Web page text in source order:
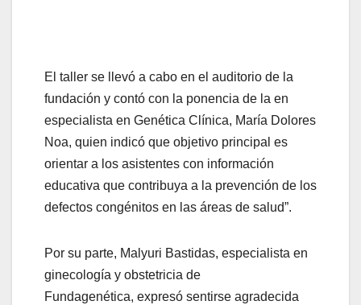
El taller se llevó a cabo en el auditorio de la
fundación y contó con la ponencia de la en
especialista en Genética Clínica, María Dolores
Noa, quien indicó que objetivo principal es
orientar a los asistentes con información
educativa que contribuya a la prevención de los
defectos congénitos en las áreas de salud”.
Por su parte, Malyuri Bastidas, especialista en
ginecología y obstetricia de
Fundagenética, expresó sentirse agradecida